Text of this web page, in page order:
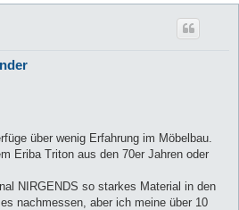
über wenig Erfahrung im Möbelbau.
Eriba Triton aus den 70er Jahren oder
NIRGENDS so starkes Material in den
nachmessen, aber ich meine über 10